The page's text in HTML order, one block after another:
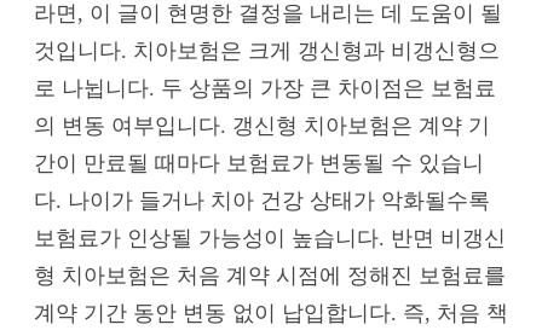
라면, 이 글이 현명한 결정을 내리는 데 도움이 될
것입니다. 치아보험은 크게 갱신형과 비갱신형으
로 나뉩니다. 두 상품의 가장 큰 차이점은 보험료
의 변동 여부입니다. 갱신형 치아보험은 계약 기
간이 만료될 때마다 보험료가 변동될 수 있습니
다. 나이가 들거나 치아 건강 상태가 악화될수록
보험료가 인상될 가능성이 높습니다. 반면 비갱신
형 치아보험은 처음 계약 시점에 정해진 보험료를
계약 기간 동안 변동 없이 납입합니다. 즉, 처음 책